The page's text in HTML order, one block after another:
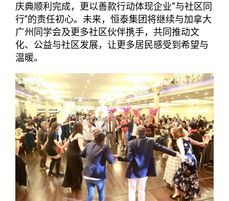
庆典顺利完成，更以善款行动体现企业“与社区同
行”的责任初心。未来，恒泰集团将继续与加拿大
广州同学会及更多社区伙伴携手，共同推动文
化、公益与社区发展，让更多居民感受到希望与
温暖。